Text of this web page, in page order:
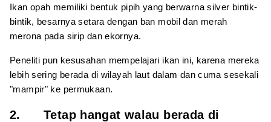
Ikan opah memiliki bentuk pipih yang berwarna silver bintik-
bintik, besarnya setara dengan ban mobil dan merah
merona pada sirip dan ekornya.
Peneliti pun kesusahan mempelajari ikan ini, karena mereka
lebih sering berada di wilayah laut dalam dan cuma sesekali
"mampir" ke permukaan.
2. Tetap hangat walau berada di